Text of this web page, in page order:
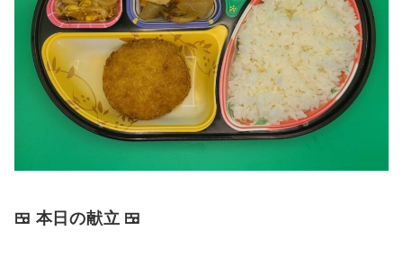
🍱 本日の献立 🍱